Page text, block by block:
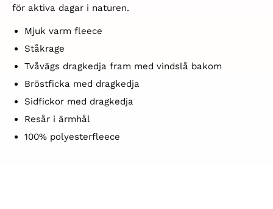
för aktiva dagar i naturen.
Mjuk varm fleece
Ståkrage
Tvåvägs dragkedja fram med vindslå bakom
Bröstficka med dragkedja
Sidfickor med dragkedja
Resår i ärmhål
100% polyesterfleece